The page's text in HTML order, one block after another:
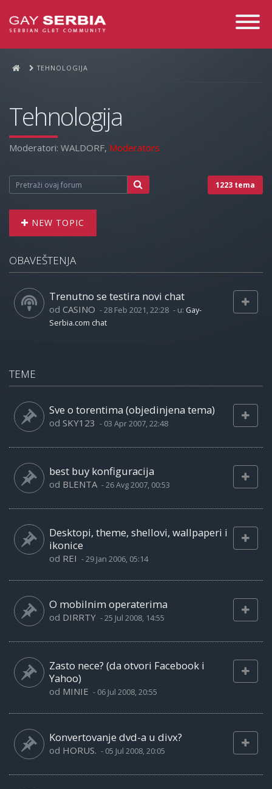
Toggle
TEHNOLOGIJA
Tehnologija
Moderatori: WALDORF, Moderators
1223 tema
NEW TOPIC
OBAVEŠTENJA
Trenutno se testira novi chat
od CASINO -28 Feb 2021, 22:28 - u: Gay-
Serbia.com chat
TEME
Sve o torentima (objedinjena tema)
od SKY123 - 03 Apr 2007, 22:48
best buy konfiguracija
od BLENTA -26 Avg 2007, 00:53
Desktopi, theme, shellovi, wallpaperi i
ikonice
od REI -29 Jan 2006, 05:14
O mobilnim operaterima
od DIRRTY -25 Jul 2008, 14:55
Zasto nece? (da otvori Facebook i
Yahoo)
od MINIE - 06 Jul 2008, 20:55
Konvertovanje dvd-a u divx?
od HORUS. - 05 Jul 2008, 20:05